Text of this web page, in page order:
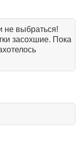
не выбраться!
засохшие. Пока